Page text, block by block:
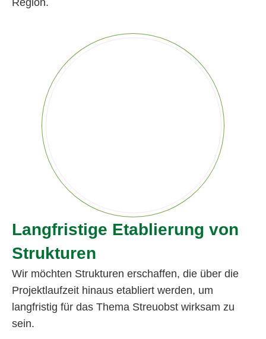
Region.
Langfristige Etablierung von
Strukturen
Wir möchten Strukturen erschaffen, die über die
Projektlaufzeit hinaus etabliert werden, um
langfristig für das Thema Streuobst wirksam zu
sein.